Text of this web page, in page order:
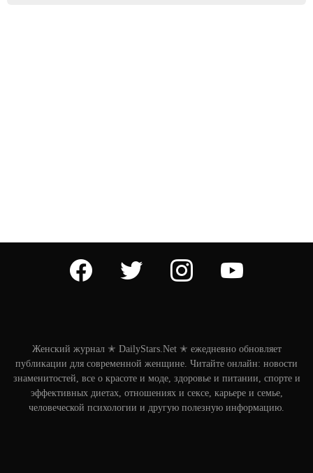
facebook twitter instagram
Женский журнал ✭ DailyStars.Net ✭ ежедневно обновляет
публикации для современной женщине. Читайте онлайн: новости
знаменитостей, все о красоте и моде, здоровье и питании, спорте и
эффективных диетах, отношениях и сексе, карьере и семье,
человеческой психологии и другую полезную информацию.